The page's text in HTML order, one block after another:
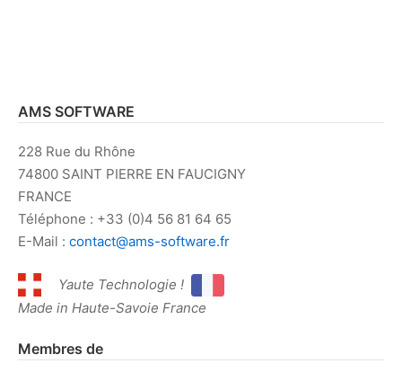
AMS SOFTWARE
228 Rue du Rhône
74800 SAINT PIERRE EN FAUCIGNY
FRANCE
Téléphone : +33 (0)4 56 81 64 65
E-Mail : contact@ams-software.fr
Yaute Technologie !
Made in Haute-Savoie France
Membres de